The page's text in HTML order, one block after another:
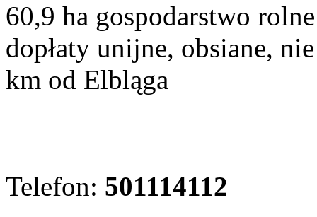
60,9 ha gospodarstwo
dopłaty unijne, obsiane,
km od Elbląga
Telefon: 501114112